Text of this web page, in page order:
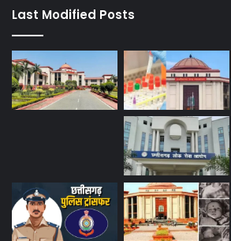
Last Modified Posts